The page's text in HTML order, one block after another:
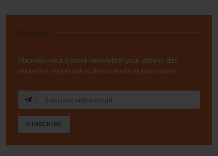
Newsletter
Abonnez-vous à notre newsletter pour obtenir des
nouvelles importantes, des conseils et plus encore.
S'INSCRIRE